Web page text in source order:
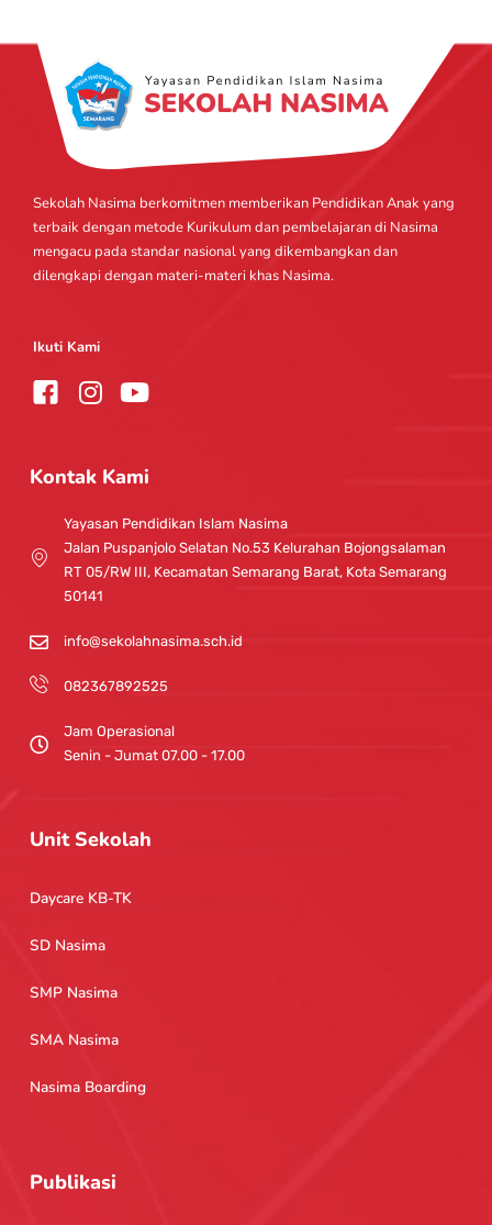
Sekolah Nasima berkomitmen memberikan Pendidikan Anak yang
terbaik dengan metode Kurikulum dan pembelajaran di Nasima
mengacu pada standar nasional yang dikembangkan dan
dilengkapi dengan materi-materi khas Nasima.
Ikuti Kami
I
t
g
r
a
m
Y
t
b
e
Kontak Kami
Yayasan Pendidikan Islam Nasima
Jalan Puspanjolo Selatan No.53 Kelurahan Bojongsalaman
RT 05/RW III, Kecamatan Semarang Barat, Kota Semarang
50141
info@sekolahnasima.sch.id
082367892525
Jam Operasional
Senin - Jumat 07.00 - 17.00
Unit Sekolah
Daycare KB-TK
SD Nasima
SMP Nasima
SMA Nasima
Nasima Boarding
Publikasi